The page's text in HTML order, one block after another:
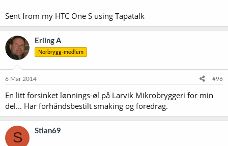
Sent from my HTC One S using Tapatalk
Erling A
Norbrygg-medlem
6 Mar 2014 #96
En litt forsinket lønnings-øl på Larvik Mikrobryggeri for min
del... Har forhåndsbestilt smaking og foredrag.
S Stian69